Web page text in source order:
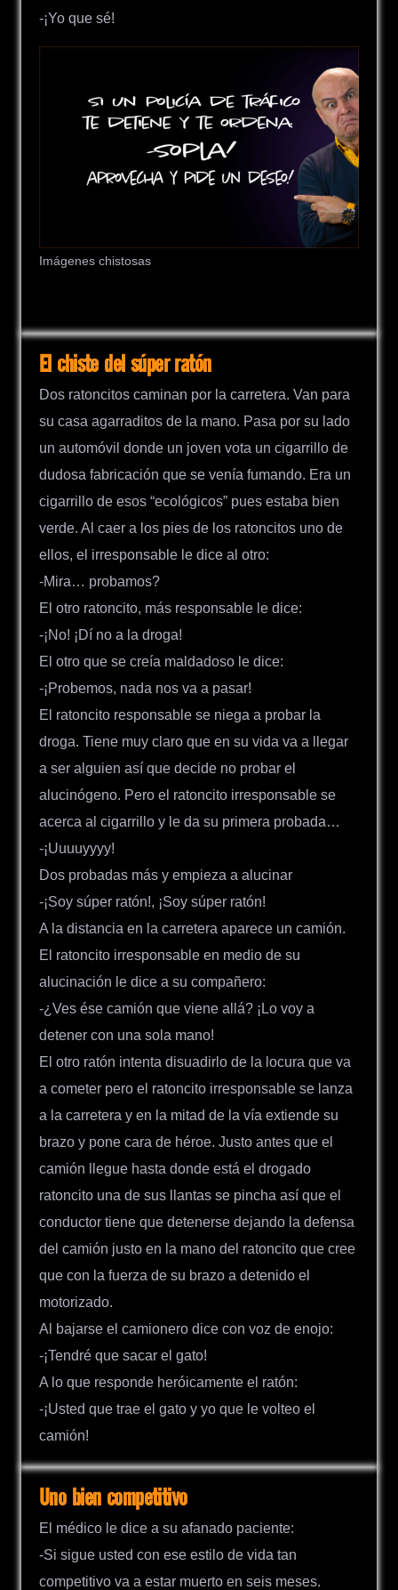
-¡Yo que sé!
Imágenes chistosas
El chiste del súper ratón
Dos ratoncitos caminan por la carretera. Van para
su casa agarraditos de la mano. Pasa por su lado
un automóvil donde un joven vota un cigarrillo de
dudosa fabricación que se venía fumando. Era un
cigarrillo de esos “ecológicos” pues estaba bien
verde. Al caer a los pies de los ratoncitos uno de
ellos, el irresponsable le dice al otro:
-Mira… probamos?
El otro ratoncito, más responsable le dice:
-¡No! ¡Dí no a la droga!
El otro que se creía maldadoso le dice:
-¡Probemos, nada nos va a pasar!
El ratoncito responsable se niega a probar la
droga. Tiene muy claro que en su vida va a llegar
a ser alguien así que decide no probar el
alucinógeno. Pero el ratoncito irresponsable se
acerca al cigarrillo y le da su primera probada…
-¡Uuuuyyyy!
Dos probadas más y empieza a alucinar
-¡Soy súper ratón!, ¡Soy súper ratón!
A la distancia en la carretera aparece un camión.
El ratoncito irresponsable en medio de su
alucinación le dice a su compañero:
-¿Ves ése camión que viene allá? ¡Lo voy a
detener con una sola mano!
El otro ratón intenta disuadirlo de la locura que va
a cometer pero el ratoncito irresponsable se lanza
a la carretera y en la mitad de la vía extiende su
brazo y pone cara de héroe. Justo antes que el
camión llegue hasta donde está el drogado
ratoncito una de sus llantas se pincha así que el
conductor tiene que detenerse dejando la defensa
del camión justo en la mano del ratoncito que cree
que con la fuerza de su brazo a detenido el
motorizado.
Al bajarse el camionero dice con voz de enojo:
-¡Tendré que sacar el gato!
A lo que responde heróicamente el ratón:
-¡Usted que trae el gato y yo que le volteo el
camión!
Uno bien competitivo
El médico le dice a su afanado paciente:
-Si sigue usted con ese estilo de vida tan
competitivo va a estar muerto en seis meses.